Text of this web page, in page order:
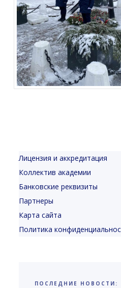
Лицензия и аккредитация
Коллектив академии
Банковские реквизиты
Партнеры
Карта сайта
Политика
ПОСЛЕДНИЕ НОВОСТИ: